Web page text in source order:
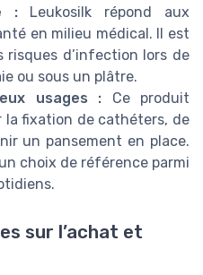
:Leukosilk répond aux
en milieu médical. Il est
d’infection lors de
ou sous un plâtre.
usages : Ce produit
la fixation de cathéters, de
un pansement en place.
choix de référence parmi
sur l’achat et